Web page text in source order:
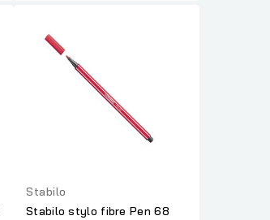
Stabilo
Stabilo stylo fibre Pen 68